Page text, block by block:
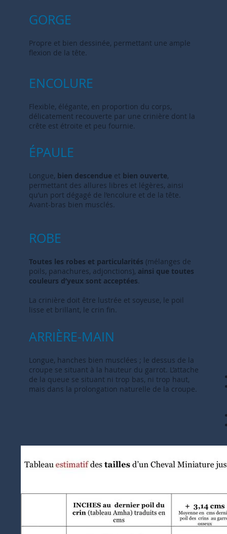
GORGE
Propre et bien dessinée, permettant une ample
flexion de la tête.
ENCOLURE
Flexible, élégante, en proportion du corps,
délicatement recouverte par une crinière dont la
crête est étroite et peu fournie.
ÉPAULE
Longue, bien descendue et bien ouverte,
permettant des allures libres et légères, ainsi
qu’un port dégagé de l’encolure et de la tête.
Avant-bras bien musclés.
ROBE
Toutes les robes et particularités (mélanges de
poils, panachures, adjonctions), ainsi que toutes
couleurs d’yeux sont acceptées.
La crinière doit être lustrée et soyeuse, le poil
lisse et brillant, le crin fin.
ARRIÈRE-MAIN
Longue, hanches bien musclées ; le dessus de la
croupe se situant à la hauteur du garrot. L’attache
de la queue se situant ni trop bas, ni trop haut,
mais dans la prolongation naturelle de la croupe.